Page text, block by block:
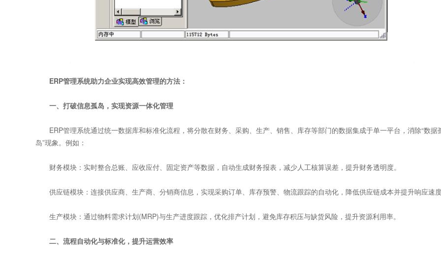
ERP管理系统助力企业实现高效管理的方法：
一、打破信息孤岛，实现资源一体化管理
ERP管理系统通过统一数据库和标准化流程，将分散在财务、采购、生产、销售、库存等部门的数据集成于单一平台，消除“数据
岛”现象。例如：
财务模块：实时整合总账、应收应付、固定资产等数据，自动生成财务报表，减少人工核算误差，提升财务透明度。
供应链模块：连接供应商、生产商、分销商信息，实现采购订单、库存预警、物流跟踪的自动化，降低供应链成本并提升响应速度
生产模块：通过物料需求计划(MRP)与生产进度跟踪，优化排产计划，避免库存积压与缺货风险，提升资源利用率。
二、流程自动化与标准化，提升运营效率